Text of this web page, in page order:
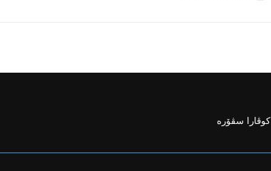
كوڤارا سڤۆره‌